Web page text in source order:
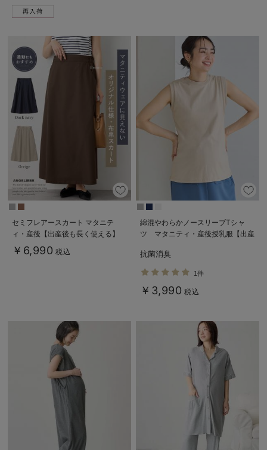
セミフレアースカート マタニテ
ィ・産後【出産後も長く使える】
￥6,990 税込
綿混やわらかノースリーブTシャ
ツ マタニティ・産後授乳服【出産
抗菌消臭
1件
￥3,990 税込